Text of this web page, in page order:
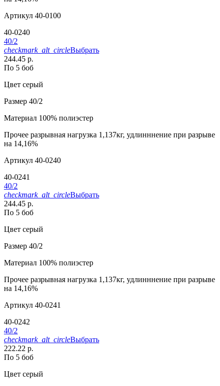
Артикул 40-0100
40-0240
40/2
checkmark_alt_circleВыбрать
244.45 р.
По 5 боб
Цвет серый
Размер 40/2
Материал 100% полиэстер
Прочее разрывная нагрузка 1,137кг, удлинннение при разрыве
на 14,16%
Артикул 40-0240
40-0241
40/2
checkmark_alt_circleВыбрать
244.45 р.
По 5 боб
Цвет серый
Размер 40/2
Материал 100% полиэстер
Прочее разрывная нагрузка 1,137кг, удлинннение при разрыве
на 14,16%
Артикул 40-0241
40-0242
40/2
checkmark_alt_circleВыбрать
222.22 р.
По 5 боб
Цвет серый